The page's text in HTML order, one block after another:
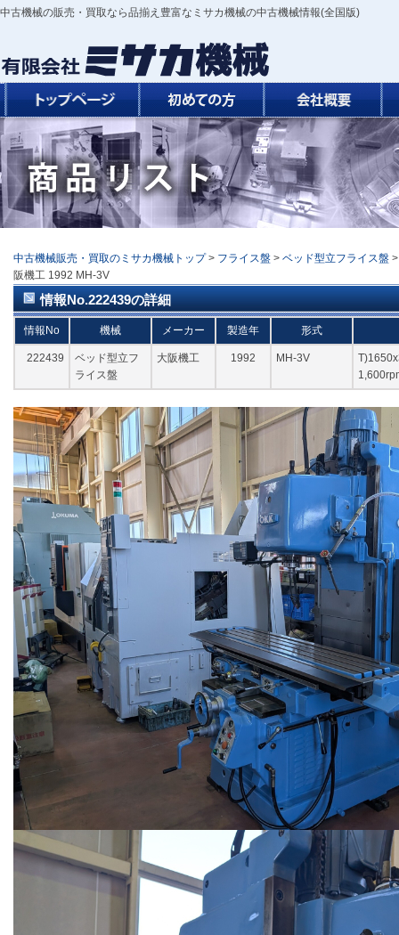
中古機械の販売・買取なら品揃え豊富なミサカ機械の中古機械情報(全国版)
中古機械販売・買取のミサカ機械トップ > フライス盤 > ベッド型立フライス盤
阪機工 1992 MH-3V
情報No.222439の詳細
情報No 機械 メーカー 製造年 形式
222439
ベッド型立フ
ライス盤
大阪機工 1992 MH-3V